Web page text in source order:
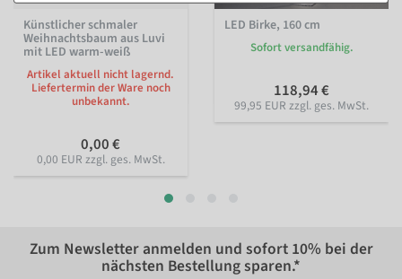
Künstlicher schmaler
Weihnachtsbaum aus Luvi
mit LED warm-weiß
Artikel aktuell nicht lagernd.
Liefertermin der Ware noch
unbekannt.
0,00 €
0,00 EUR zzgl. ges. MwSt.
LED Birke, 160 cm
Sofort versandfähig.
118,94 €
99,95 EUR zzgl. ges. MwSt.
Zum Newsletter anmelden und sofort 10% bei der
nächsten Bestellung sparen.*